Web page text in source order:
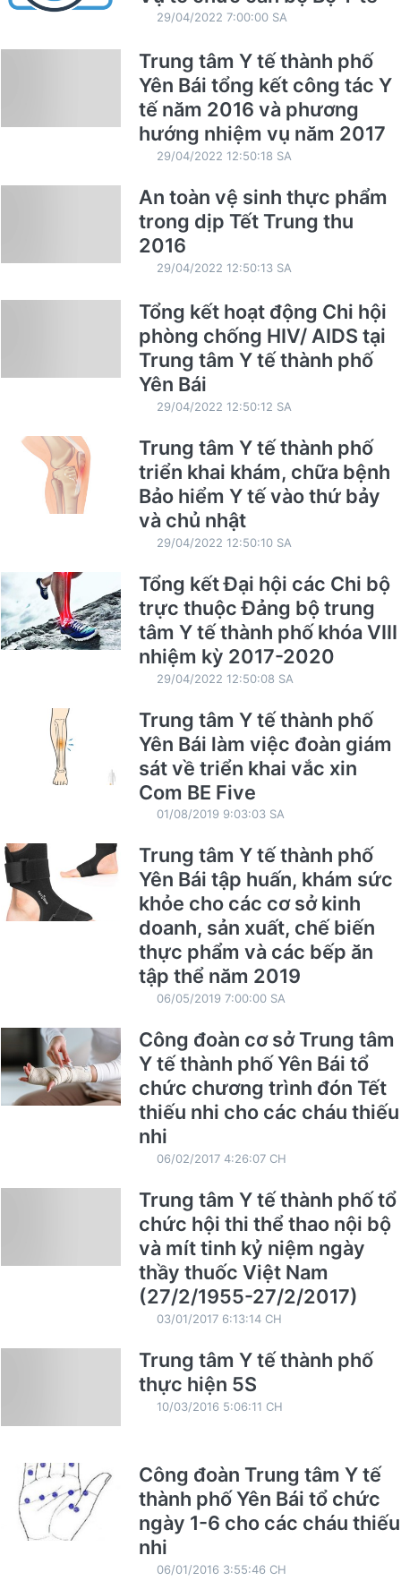
29/04/2022 7:00:00 SA
Trung tâm Y tế thành phố
Yên Bái tổng kết công tác Y
tế năm 2016 và phương
hướng nhiệm vụ năm 2017
29/04/2022 12:50:18 SA
An toàn vệ sinh thực phẩm
trong dịp Tết Trung thu
2016
29/04/2022 12:50:13 SA
Tổng kết hoạt động Chi hội
phòng chống HIV/ AIDS tại
Trung tâm Y tế thành phố
Yên Bái
29/04/2022 12:50:12 SA
Trung tâm Y tế thành phố
triển khai khám, chữa bệnh
Bảo hiểm Y tế vào thứ bảy
và chủ nhật
29/04/2022 12:50:10 SA
Tổng kết Đại hội các Chi bộ
trực thuộc Đảng bộ trung
tâm Y tế thành phố khóa VIII
nhiệm kỳ 2017-2020
29/04/2022 12:50:08 SA
Trung tâm Y tế thành phố
Yên Bái làm việc đoàn giám
sát về triển khai vắc xin
Com BE Five
01/08/2019 9:03:03 SA
Trung tâm Y tế thành phố
Yên Bái tập huấn, khám sức
khỏe cho các cơ sở kinh
doanh, sản xuất, chế biến
thực phẩm và các bếp ăn
tập thể năm 2019
06/05/2019 7:00:00 SA
Công đoàn cơ sở Trung tâm
Y tế thành phố Yên Bái tổ
chức chương trình đón Tết
thiếu nhi cho các cháu thiếu
nhi
06/02/2017 4:26:07 CH
Trung tâm Y tế thành phố tổ
chức hội thi thể thao nội bộ
và mít tinh kỷ niệm ngày
thầy thuốc Việt Nam
(27/2/1955-27/2/2017)
03/01/2017 6:13:14 CH
Trung tâm Y tế thành phố
thực hiện 5S
10/03/2016 5:06:11 CH
Công đoàn Trung tâm Y tế
thành phố Yên Bái tổ chức
ngày 1-6 cho các cháu thiếu
nhi
06/01/2016 3:55:46 CH